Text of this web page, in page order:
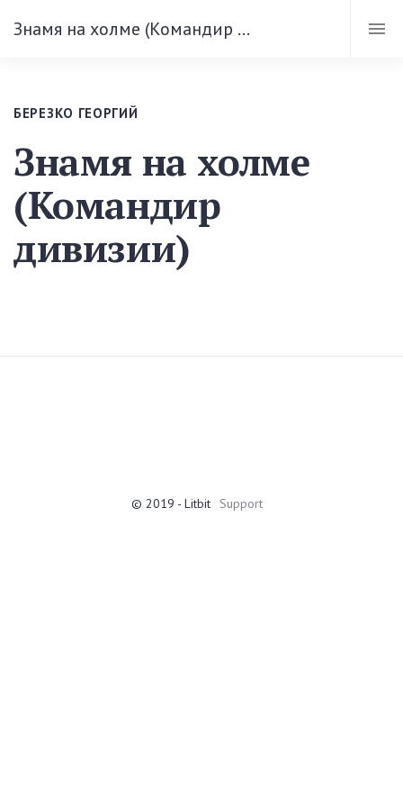
Знамя на холме (Командир дивизии)
БЕРЕЗКО ГЕОРГИЙ
Знамя на холме
(Командир
дивизии)
© 2019 - Litbit Support